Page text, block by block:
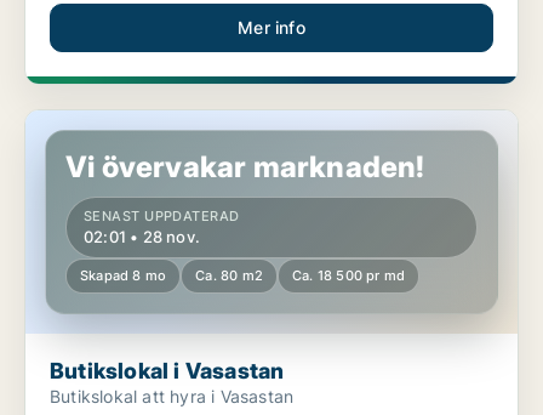
Mer info
Butikslokal i Vasastan
Vi övervakar marknaden!
SENAST UPPDATERAD
02:01 • 28 nov.
Skapad 8 mo Ca. 80 m2 Ca. 18 500 pr md
Butikslokal i Vasastan
Butikslokal att hyra i Vasastan